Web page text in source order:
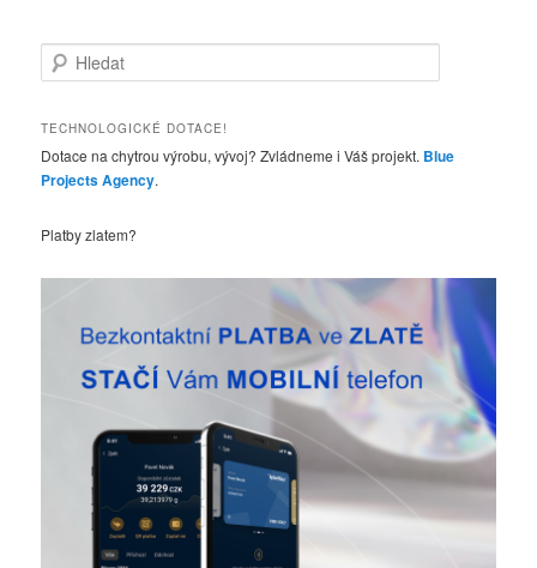
l
d
t
TECHNOLOGICKÉ DOTACE!
Dotace na chytrou výrobu, vývoj? Zvládneme i Váš projekt. Blue
Projects Agency.
Platby zlatem?